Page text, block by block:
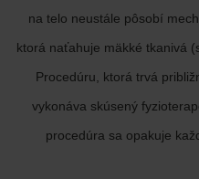
na telo neustále pôsobí
ktorá naťahuje mäkké tkanivá
Procedúru, ktorá trvá
vykonáva skúsený
procedúra sa opakuje